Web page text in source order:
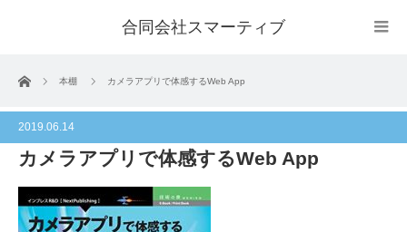
合同会社スマーティブ
ホーム 本棚 カメラアプリで体感するWeb App
2019.06.14
カメラアプリで体感するWeb App